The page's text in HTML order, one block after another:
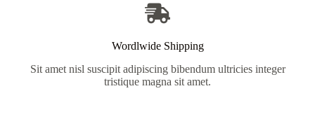
Wordlwide Shipping
Sit amet nisl suscipit adipiscing bibendum ultricies integer
tristique magna sit amet.